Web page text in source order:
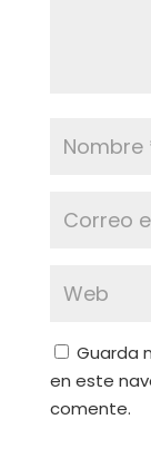
Guarda
en este
comente.